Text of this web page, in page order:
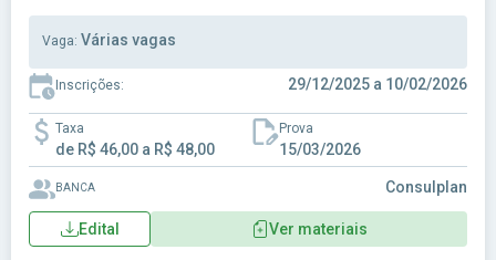
Vaga: Várias vagas
Inscrições: 29/12/2025 a 10/02/2026
Taxa
de R$ 46,00 a R$ 48,00
Prova
15/03/2026
BANCA Consulplan
Edital Ver materiais